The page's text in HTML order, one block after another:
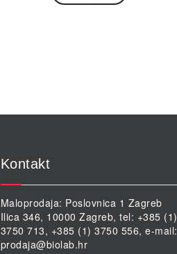
Kontakt
Maloprodaja: Poslovnica 1 Zagreb
Ilica 346, 10000 Zagreb, tel: +385 (1)
3750 713, +385 (1) 3750 556, e-mail:
prodaja@biolab.hr